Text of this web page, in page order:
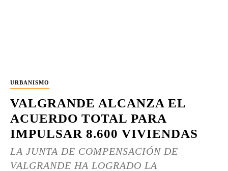
URBANISMO
VALGRANDE ALCANZA EL
ACUERDO TOTAL PARA
IMPULSAR 8.600 VIVIENDAS
LA JUNTA DE COMPENSACIÓN DE
VALGRANDE HA LOGRADO LA